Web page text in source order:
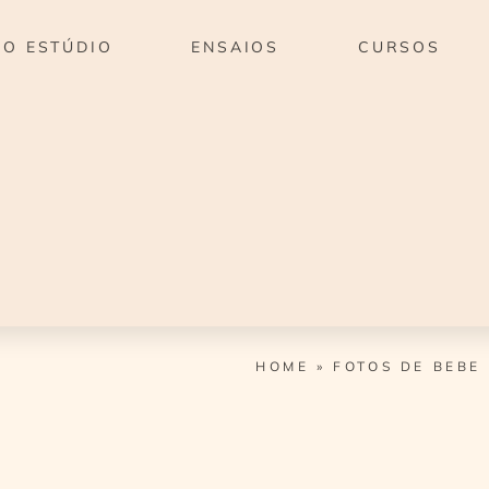
O ESTÚDIO ENSAIOS CURSOS
HOME » FOTOS DE BEBE